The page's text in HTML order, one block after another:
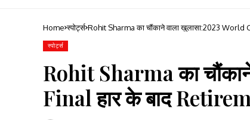
Home स्पोर्ट्स Rohit Sharma का चौंकाने वाला खुलासा:2023 World
स्पोर्ट्स
Rohit Sharma का
Final हार के बाद